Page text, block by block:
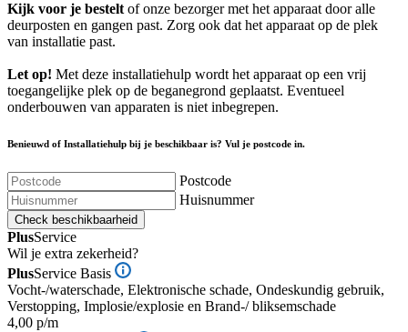
Kijk voor je bestelt of onze bezorger met het apparaat door alle
deurposten en gangen past. Zorg ook dat het apparaat op de plek
van installatie past.
Let op! Met deze installatiehulp wordt het apparaat op een vrij
toegangelijke plek op de beganegrond geplaatst. Eventueel
onderbouwen van apparaten is niet inbegrepen.
Benieuwd of Installatiehulp bij je beschikbaar is? Vul je postcode in.
Postcode
Huisnummer
Check beschikbaarheid
PlusService
Wil je extra zekerheid?
PlusService Basis
Vocht-/waterschade, Elektronische schade, Ondeskundig gebruik,
Verstopping, Implosie/explosie en Brand-/ bliksemschade
4,00 p/m